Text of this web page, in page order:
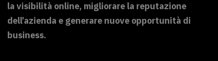
la visibilità online, migliorare la reputazione
dell’azienda e generare nuove opportunità di
business.